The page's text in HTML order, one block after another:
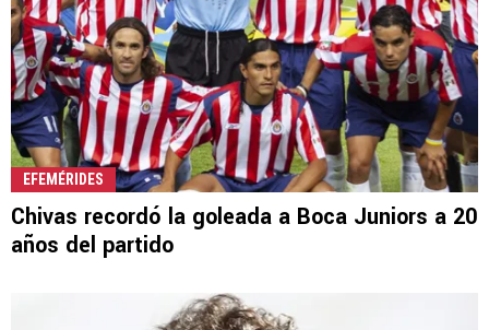
EFEMÉRIDES
Chivas recordó la goleada a Boca Juniors a 20
años del partido